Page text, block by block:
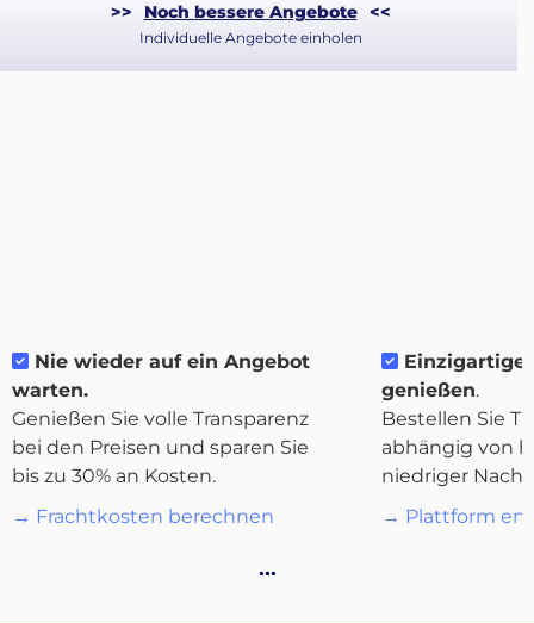
Destinations
>> Noch bessere Angebote <<
Individuelle Angebote einholen
Nie wieder auf ein Angebot
warten.
Genießen Sie volle Transparenz
bei den Preisen und sparen Sie
bis zu 30% an Kosten.
→ Frachtkosten berechnen
genießen.
Bestellen Sie
abhängig von
niedriger
→ Plattform
…